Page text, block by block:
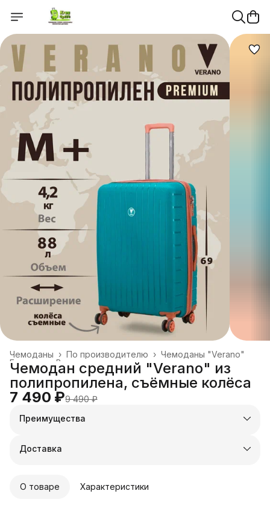
Чемоданы "Verano"
По производителю ›
Чемоданы ›
Все товары
Главная
Чемодан средний "Verano" из
полипропилена, съёмные колёса
7 490 ₽9 490 ₽
Преимущества
Оплата частями в Сплит
Удобный возврат
Доставка
О товаре Характеристики